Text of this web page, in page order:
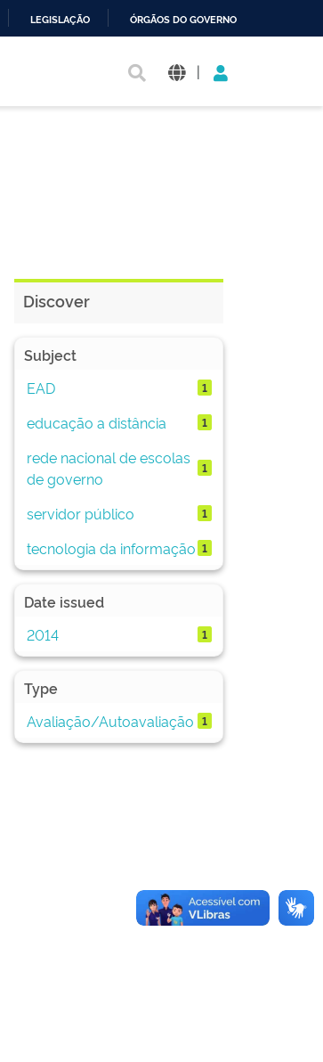
LEGISLAÇÃO ÓRGÃOS DO GOVERNO
|
Discover
Subject
EAD
1
educação a distância 1
rede nacional de escolas
de governo
1
servidor público 1
tecnologia da informação 1
Date issued
2014
1
Type
Avaliação/Autoavaliação 1